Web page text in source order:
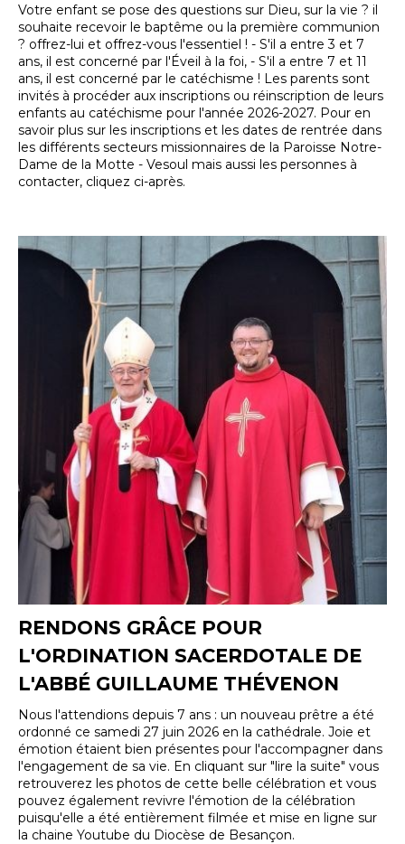
Votre enfant se pose des questions sur Dieu, sur la vie ? il
souhaite recevoir le baptême ou la première communion
? offrez-lui et offrez-vous l'essentiel ! - S'il a entre 3 et 7
ans, il est concerné par l'Éveil à la foi, - S'il a entre 7 et 11
ans, il est concerné par le catéchisme ! Les parents sont
invités à procéder aux inscriptions ou réinscription de leurs
enfants au catéchisme pour l'année 2026-2027. Pour en
savoir plus sur les inscriptions et les dates de rentrée dans
les différents secteurs missionnaires de la Paroisse Notre-
Dame de la Motte - Vesoul mais aussi les personnes à
contacter, cliquez ci-après.
RENDONS GRÂCE POUR
L'ORDINATION SACERDOTALE DE
L'ABBÉ GUILLAUME THÉVENON
Nous l'attendions depuis 7 ans : un nouveau prêtre a été
ordonné ce samedi 27 juin 2026 en la cathédrale. Joie et
émotion étaient bien présentes pour l'accompagner dans
l'engagement de sa vie. En cliquant sur "lire la suite" vous
retrouverez les photos de cette belle célébration et vous
pouvez également revivre l'émotion de la célébration
puisqu'elle a été entièrement filmée et mise en ligne sur
la chaine Youtube du Diocèse de Besançon.